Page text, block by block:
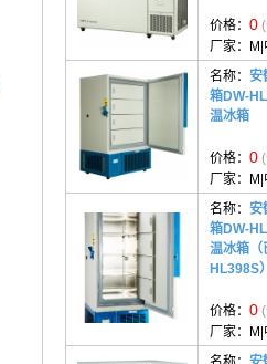
价格： 0
厂家： M|
名称： 安
箱DW-
温冰箱
价格： 0
厂家： M|
名称： 安
箱DW-
温冰箱（
HL398S
价格： 0
厂家： M|